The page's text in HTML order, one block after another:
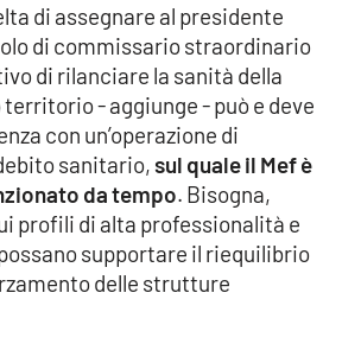
insieme
Grippo
di assegnare al presidente
di commissario straordinario
di rilanciare la sanità della
- aggiunge - può e deve
con un’operazione di
sanitario,sul quale il Mef è
da tempo. Bisogna,
profili di alta professionalità e
supportare il riequilibrio
delle strutture